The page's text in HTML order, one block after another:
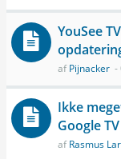
YouSee
afPijnacker -
Ikke
Google TV
afRasmus